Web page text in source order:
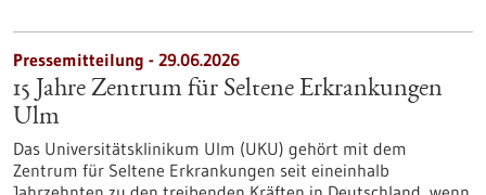
Pressemitteilung - 29.06.2026
15 Jahre Zentrum für Seltene Erkrankungen
Ulm
Das Universitätsklinikum Ulm (UKU) gehört mit dem
Zentrum für Seltene Erkrankungen seit eineinhalb